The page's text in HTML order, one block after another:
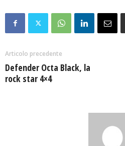
Articolo precedente
Defender Octa Black, la
rock star 4×4